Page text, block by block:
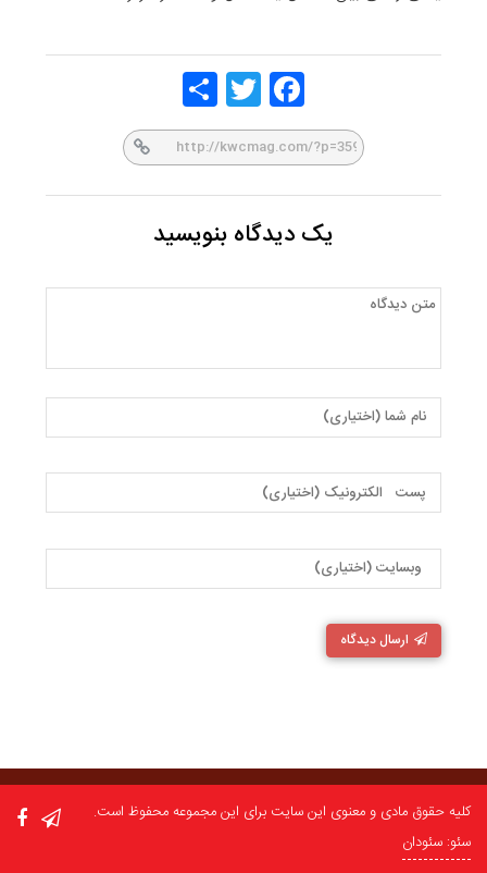
Face
Twitt
یک دیدگاه بنویسید
ارسال دیدگاه
کلیه حقوق مادی و معنوی این سایت برای این مجموعه محفوظ است.
سئو: سئودان